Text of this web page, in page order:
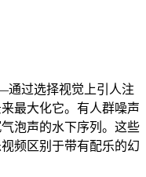
通过选择视觉上引人注
最大化它。有人群噪声
泡声的水下序列。这些
频区别于带有配乐的幻